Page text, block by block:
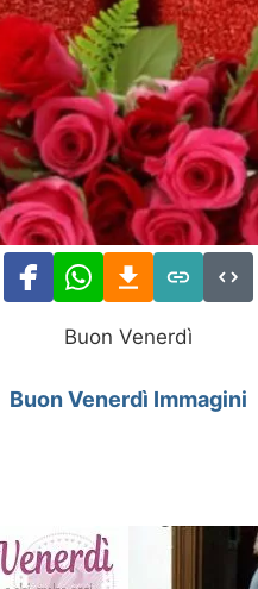
Buon Venerdì
Buon Venerdì Immagini